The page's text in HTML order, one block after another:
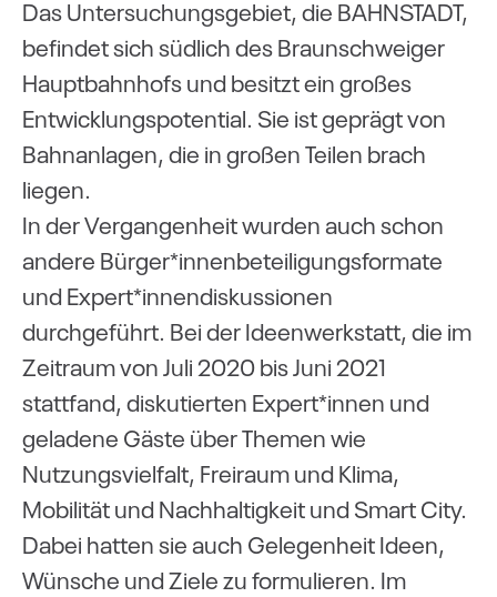
Das Untersuchungsgebiet, die BAHNSTADT,
befindet sich südlich des Braunschweiger
Hauptbahnhofs und besitzt ein großes
Entwicklungspotential. Sie ist geprägt von
Bahnanlagen, die in großen Teilen brach
liegen.
In der Vergangenheit wurden auch schon
andere Bürger*innenbeteiligungsformate
und Expert*innendiskussionen
durchgeführt. Bei der Ideenwerkstatt, die im
Zeitraum von Juli 2020 bis Juni 2021
stattfand, diskutierten Expert*innen und
geladene Gäste über Themen wie
Nutzungsvielfalt, Freiraum und Klima,
Mobilität und Nachhaltigkeit und Smart City.
Dabei hatten sie auch Gelegenheit Ideen,
Wünsche und Ziele zu formulieren. Im